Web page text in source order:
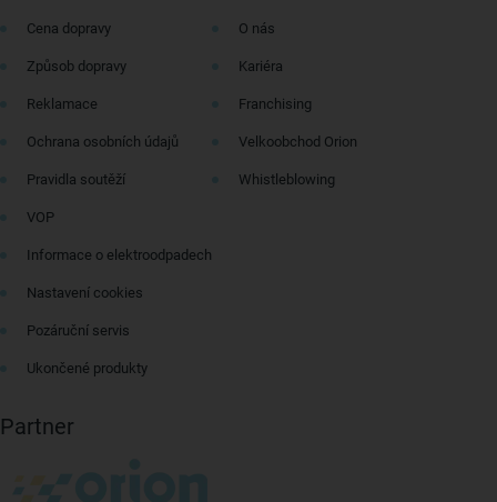
Cena dopravy
Způsob dopravy
Reklamace
Ochrana osobních údajů
Pravidla soutěží
VOP
Informace o elektroodpadech
Nastavení cookies
Pozáruční servis
Ukončené produkty
O nás
Kariéra
Franchising
Velkoobchod Orion
Whistleblowing
Partner